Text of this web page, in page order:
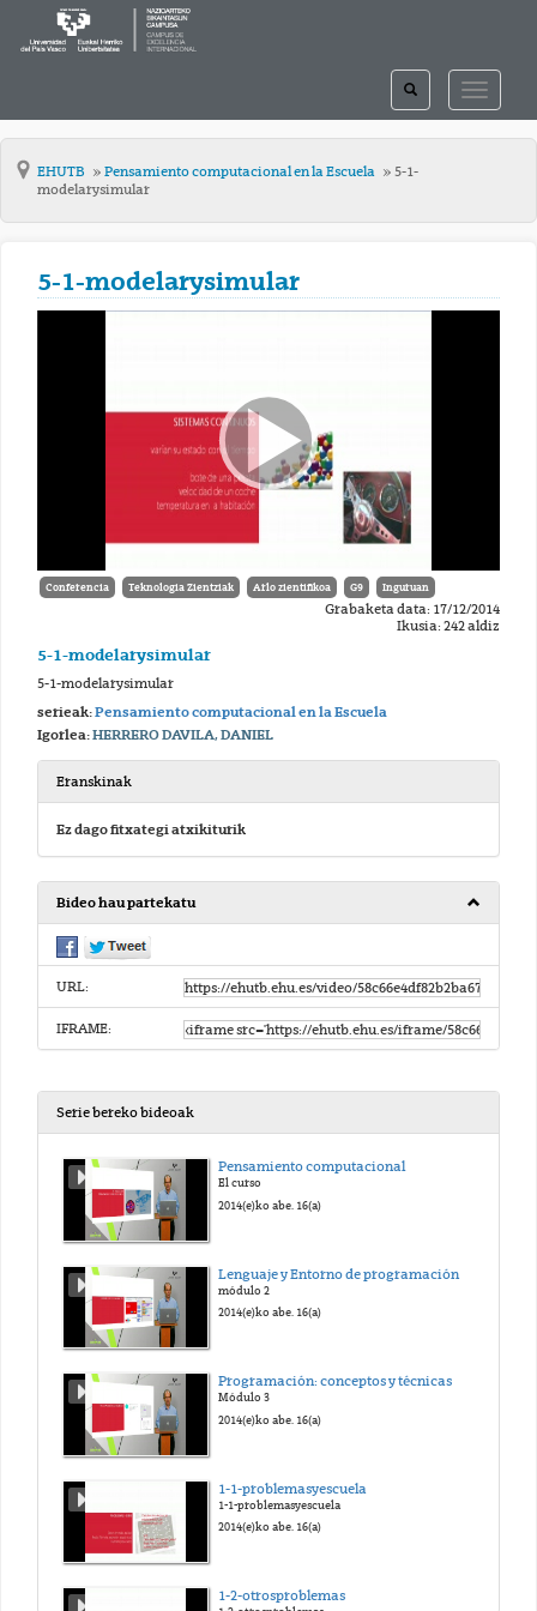
TOGGLE
TOGGLE
SEARCH
EHUTB Pensamiento computacional en la Escuela
5-1-
modelarysimular
5-1-modelarysimular
Conferencia Teknologia Zientziak Arlo zientifikoa G9 Inguruan
Grabaketa data: 17/12/2014
Ikusia: 242 aldiz
5-1-modelarysimular
5-1-modelarysimular
serieak:Pensamiento computacional en la Escuela
Igorlea:HERRERO DAVILA, DANIEL
Eranskinak
Ez dago fitxategi atxikiturik
Bideo hau partekatu
URL:
IFRAME:
Serie bereko bideoak
Pensamiento computacional
El curso
2014(e)ko abe. 16(a)
Lenguaje y Entorno de programación
módulo 2
2014(e)ko abe. 16(a)
Programación: conceptos y técnicas
Módulo 3
2014(e)ko abe. 16(a)
1-1-problemasyescuela
1-1-problemasyescuela
2014(e)ko abe. 16(a)
1-2-otrosproblemas